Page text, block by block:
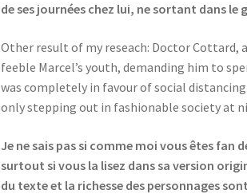
de ses journées chez lui, ne sortant dans
Other result of my reseach: Doctor Cottard,
feeble Marcel’s youth, demanding him to
was completely in favour of social
only stepping out in fashionable society at
Je ne sais pas si comme moi vous êtes
surtout si vous la lisez dans sa version
du texte et la richesse des personnages